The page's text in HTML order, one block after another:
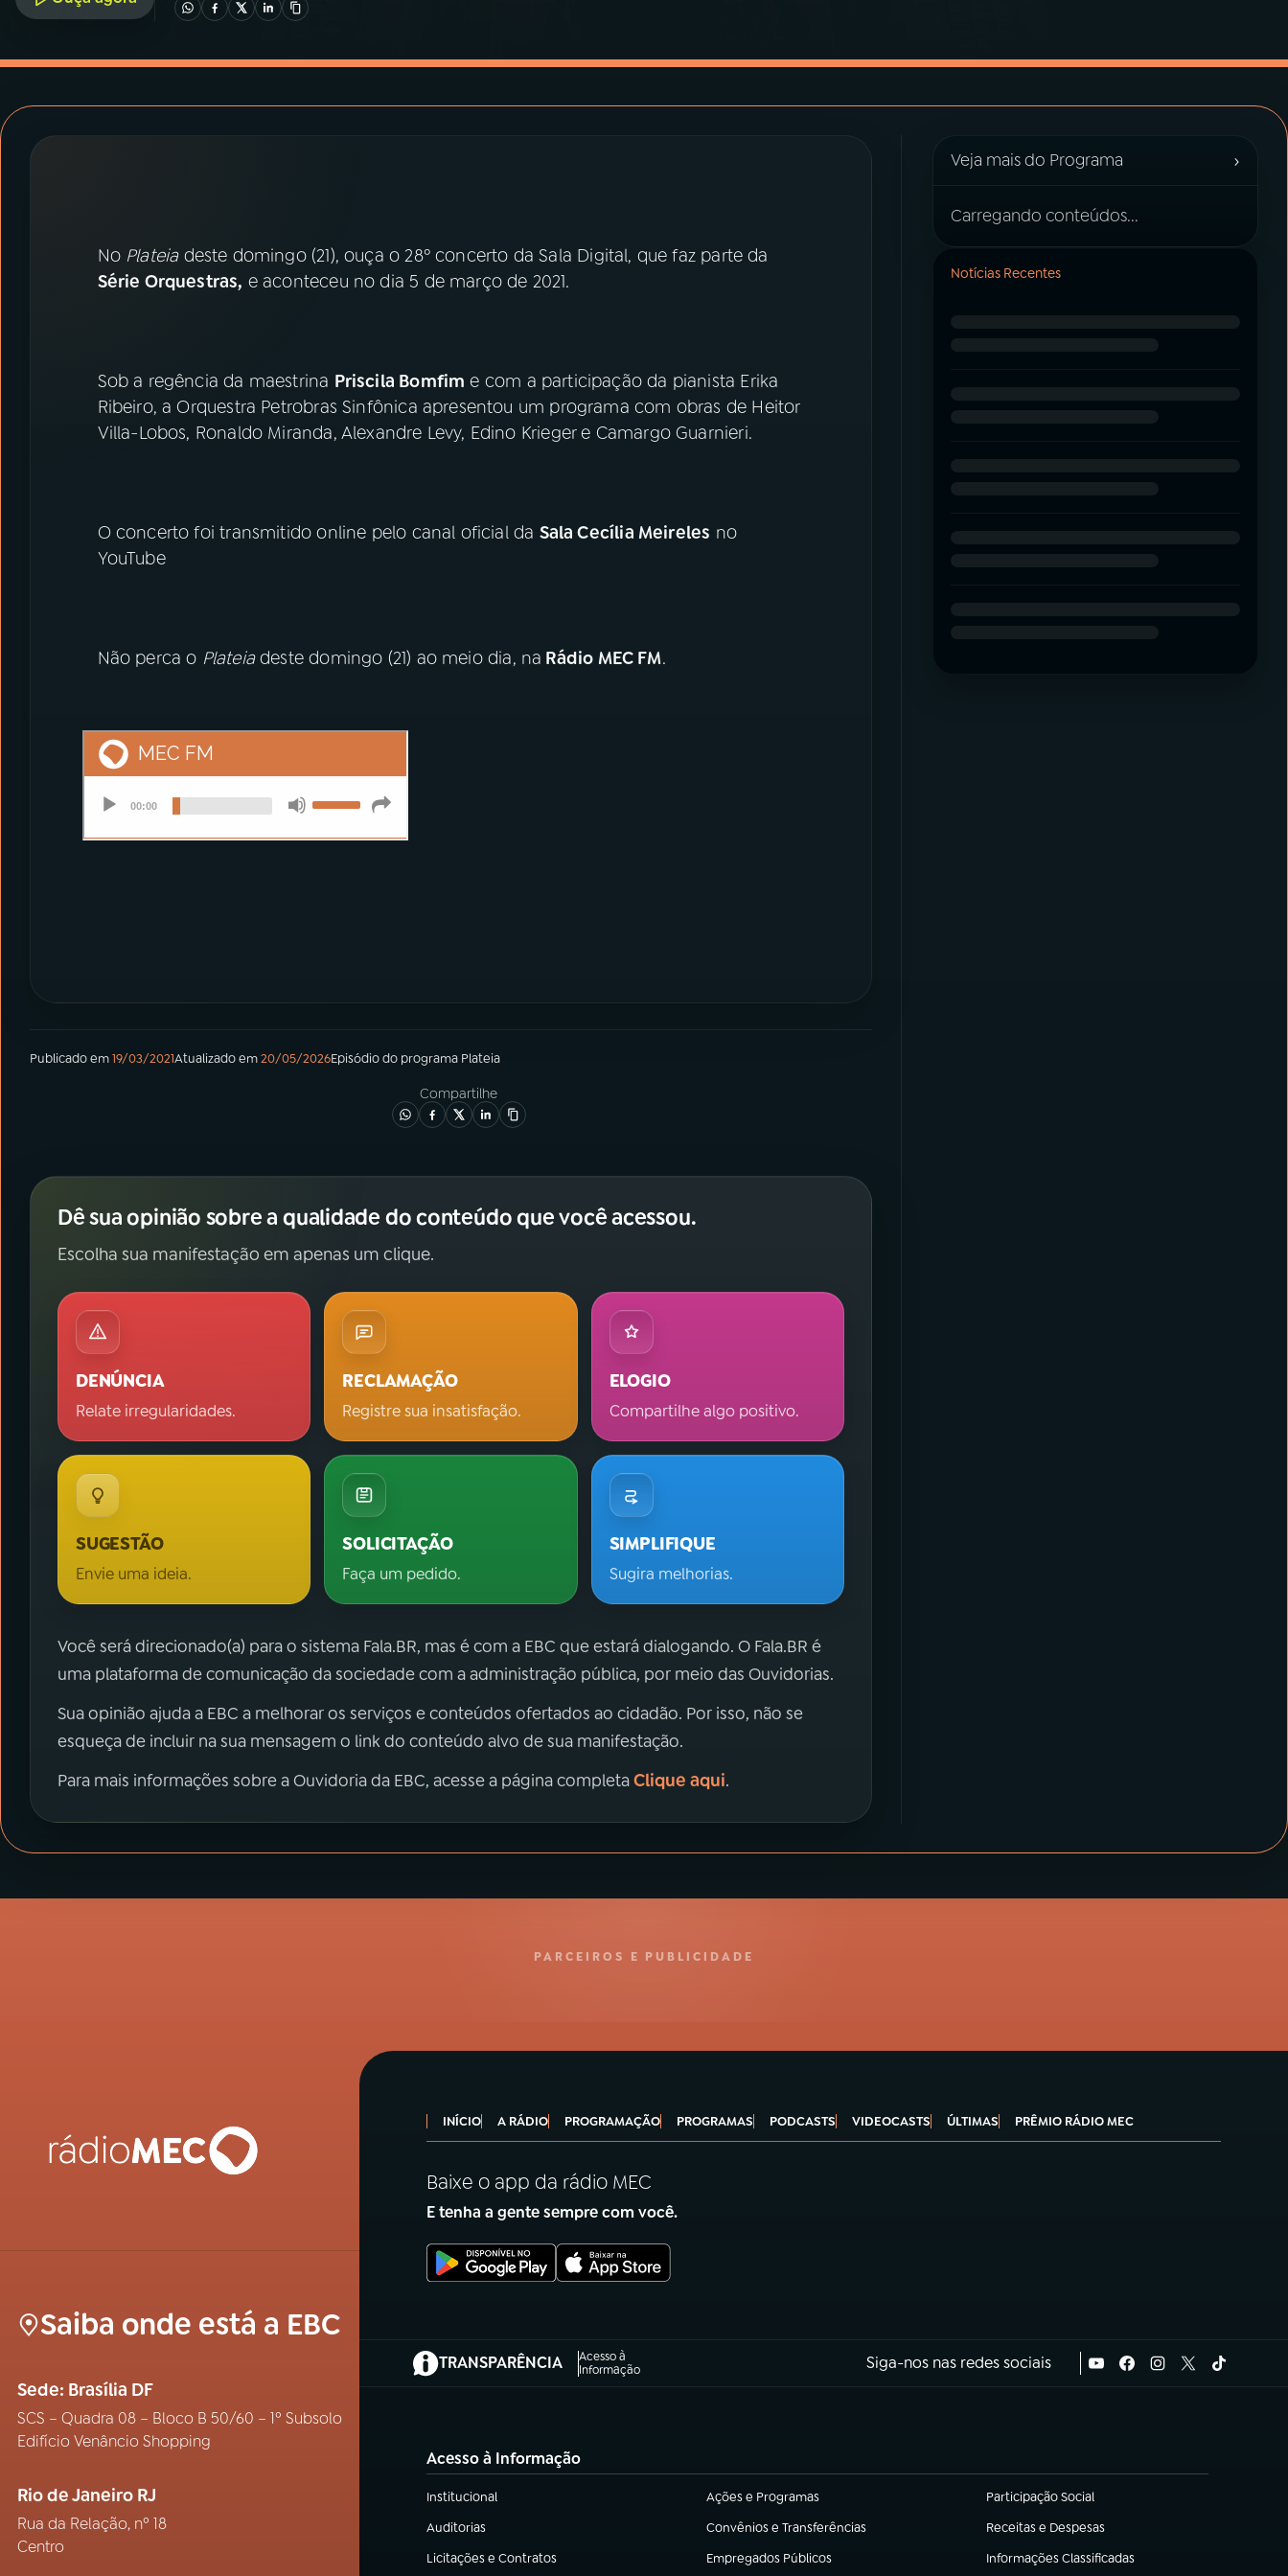
ÚLTIMAS
08PRÊMIO RÁDIO MEC
ACOMPANHE A RÁDIO MEC
NoPlateiadeste domingo (21), ouça o 28º concerto da Sala Digital, que faz parte da
Série Orquestras, e aconteceu no dia 5 de março de 2021.
Sob a regência da maestrina Priscila Bomfim e com a participação da pianista Erika
Ribeiro, a Orquestra Petrobras Sinfônica apresentou um programa com obras de Heitor
Villa-Lobos, Ronaldo Miranda, Alexandre Levy, Edino Krieger e Camargo Guarnieri.
O concerto foi transmitido online pelo canal oficial da Sala Cecília Meireles no
YouTube
Não perca o Plateiadeste domingo (21) ao meio dia, na Rádio MEC FM.
Publicado em19/03/2021Atualizado em20/05/2026Episódiodo programa Plateia
Compartilhe
Dê sua opinião sobre a qualidade do conteúdo que você acessou.
Escolha sua manifestação em apenas um clique.
DENÚNCIA
Relate irregularidades.
RECLAMAÇÃO
Registre sua insatisfação.
ELOGIO
Compartilhe algo positivo.
SUGESTÃO
Envie uma ideia.
SOLICITAÇÃO
Faça um pedido.
SIMPLIFIQUE
Sugira melhorias.
Você será direcionado(a) para o sistema Fala.BR, mas é com a EBC que estará dialogando. O Fala.BR é
uma plataforma de comunicação da sociedade com a administração pública, por meio das Ouvidorias.
Sua opinião ajuda a EBC a melhorar os serviços e conteúdos ofertados ao cidadão. Por isso, não se
esqueça de incluir na sua mensagem o link do conteúdo alvo de sua manifestação.
Para mais informações sobre a Ouvidoria da EBC, acesse a página completaClique aqui.
Veja mais do Programa ›
Carregando conteúdos...
Notícias Recentes
PARCEIROS E PUBLICIDADE
Saiba onde está a EBC
Sede: Brasília DF
SCS – Quadra 08 – Bloco B 50/60 – 1º Subsolo
Edifício Venâncio Shopping
Rio de Janeiro RJ
Rua da Relação, nº 18
Centro
INÍCIO A RÁDIO PROGRAMAÇÃO PROGRAMAS PODCASTS VIDEOCASTS ÚLTIMAS PRÊMIO RÁDIO MEC
Baixe o app da rádio MEC
E tenha a gente sempre com você.
TRANSPARÊNCIA
Acesso à
Informação
(abre em nova aba) Siga-nos nas redes sociais
Acesso à Informação
Institucional
(abre em nova aba) Ações e Programas
(abre em nova aba) Participação Social
(abre em nova aba)
Auditorias
(abre em nova aba) Convênios e Transferências
(abre em nova aba) Receitas e Despesas
(abre em nova aba)
Licitações e Contratos
(abre em nova aba) Empregados Públicos
(abre em nova aba) Informações Classificadas
(abre em nova aba)